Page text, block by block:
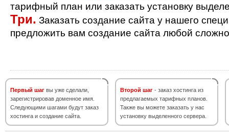
тарифный план или заказать установку
Три. Заказать создание сайта у нашего
предложить вам создание сайта любой
Первый шаг вы уже сделали,
зарегистрировав доменное имя.
Следующими шагами будут заказ
хостинга и создание сайта.
Второй шаг - заказ хостинга из
предлагаемых тарифных планов.
Также вы можете заказать у нас
установку выделенного сервера.